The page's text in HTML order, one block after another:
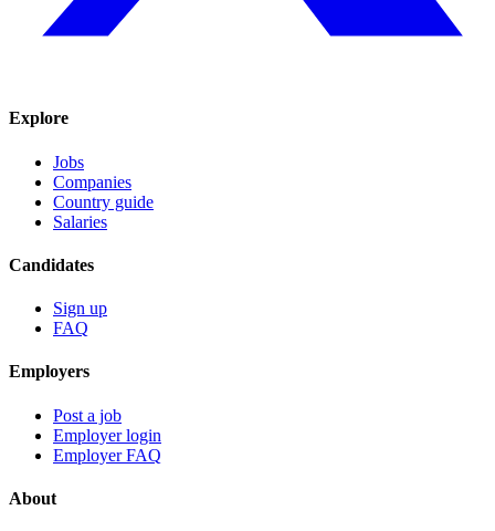
Explore
Jobs
Companies
Country guide
Salaries
Candidates
Sign up
FAQ
Employers
Post a job
Employer login
Employer FAQ
About